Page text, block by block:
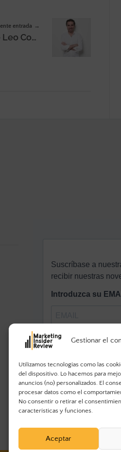
Gestionar el
Utilizamos tecnologías como las
del dispositivo. Lo hacemos para
anuncios (no) personalizados. El
procesar datos como el
No consentir o retirar el
características y funciones.
Aceptar
entrada
Camilo Plazas, nuevo CEO de Leo Constellation México y Head of Publicis Production México